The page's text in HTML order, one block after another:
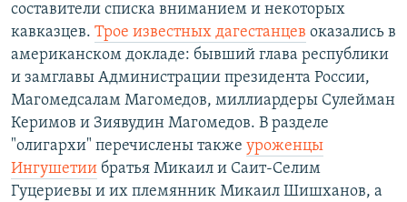
составители списка вниманием и некоторых
кавказцев. Трое известных дагестанцев оказались в
американском докладе: бывший глава республики
и замглавы Администрации президента России,
Магомедсалам Магомедов, миллиардеры Сулейман
Керимов и Зиявудин Магомедов. В разделе
"олигархи" перечислены также уроженцы
Ингушетии братья Микаил и Саит-Селим
Гуцериевы и их племянник Микаил Шишханов, а